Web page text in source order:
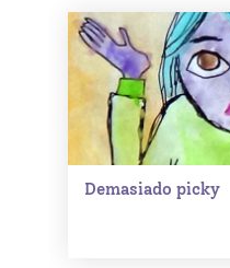
Demasiado picky